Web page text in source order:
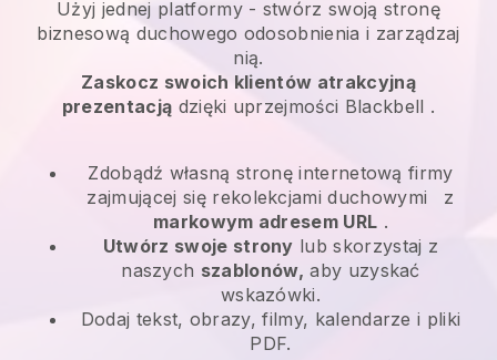
Użyj jednej platformy - stwórz swoją stronę
biznesową duchowego odosobnienia i zarządzaj
nią.
Zaskocz swoich klientów atrakcyjną
prezentacją dzięki uprzejmości Blackbell .
Zdobądź własną stronę internetową firmy
zajmującej się rekolekcjami duchowymi
z
markowym adresem URL .
Utwórz swoje strony lub skorzystaj z
naszych szablonów, aby uzyskać
wskazówki.
Dodaj tekst, obrazy, filmy, kalendarze i pliki
PDF.